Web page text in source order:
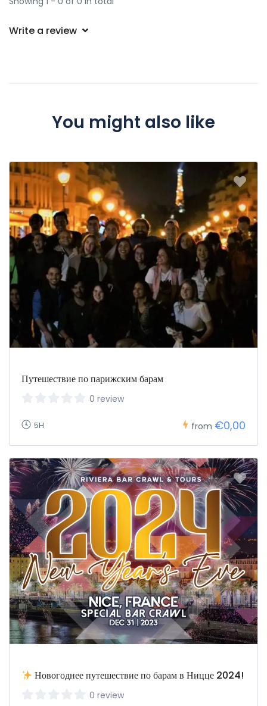
Write a review
You might also like
Путешествие по парижским барам
0 review
5H from €0,00
Новогоднее путешествие по барам в Ницце 2024!
0 review